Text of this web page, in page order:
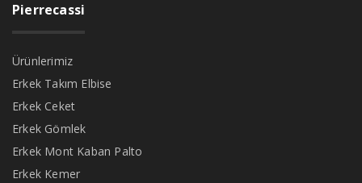
Pierrecassi
Ürünlerimiz
Erkek Takım Elbise
Erkek Ceket
Erkek Gömlek
Erkek Mont Kaban Palto
Erkek Kemer